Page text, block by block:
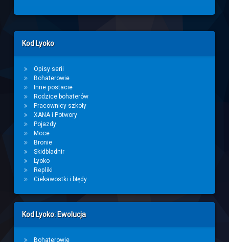
Left Sidebar
Kod Lyoko
Opisy serii
Bohaterowie
Inne postacie
Rodzice bohaterów
Pracownicy szkoły
XANA i Potwory
Pojazdy
Moce
Bronie
Skidbladnir
Lyoko
Repliki
Ciekawostki i błędy
Kod Lyoko: Ewolucja
Bohaterowie